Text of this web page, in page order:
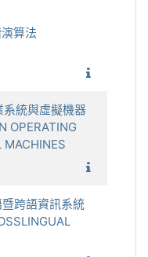
算法
系統與虛擬機器
OPERATING
MACHINES
跨語資訊系統